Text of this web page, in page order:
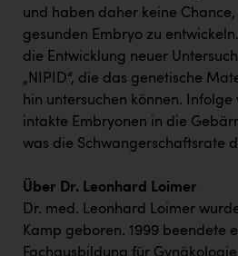
und haben daher keine Chance,
gesunden Embryo zu
die Entwicklung neuer
„NIPID“, die das genetische
hin untersuchen können.
intakte Embryonen in die
was die Schwangerschaftsrate
Über Dr. Leonhard Loimer
Dr. med. Leonhard Loimer
Kamp geboren. 1999 beendete
Fachausbildung für